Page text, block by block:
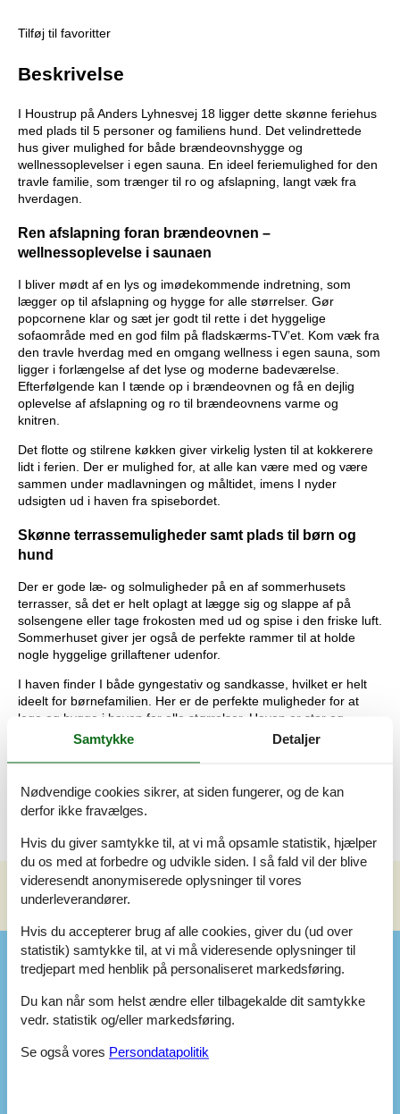
Tilføj til favoritter
Beskrivelse
I Houstrup på Anders Lyhnesvej 18 ligger dette skønne feriehus
med plads til 5 personer og familiens hund. Det velindrettede
hus giver mulighed for både brændeovnshygge og
wellnessoplevelser i egen sauna. En ideel feriemulighed for den
travle familie, som trænger til ro og afslapning, langt væk fra
hverdagen.
Ren afslapning foran brændeovnen –
wellnessoplevelse i saunaen
I bliver mødt af en lys og imødekommende indretning, som
lægger op til afslapning og hygge for alle størrelser. Gør
popcornene klar og sæt jer godt til rette i det hyggelige
sofaområde med en god film på fladskærms-TV’et. Kom væk fra
den travle hverdag med en omgang wellness i egen sauna, som
ligger i forlængelse af det lyse og moderne badeværelse.
Efterfølgende kan I tænde op i brændeovnen og få en dejlig
oplevelse af afslapning og ro til brændeovnens varme og
knitren.
Det flotte og stilrene køkken giver virkelig lysten til at kokkerere
lidt i ferien. Der er mulighed for, at alle kan være med og være
sammen under madlavningen og måltidet, imens I nyder
udsigten ud i haven fra spisebordet.
Skønne terrassemuligheder samt plads til børn og
hund
Der er gode læ- og solmuligheder på en af sommerhusets
terrasser, så det er helt oplagt at lægge sig og slappe af på
solsengene eller tage frokosten med ud og spise i den friske luft.
Sommerhuset giver jer også de perfekte rammer til at holde
nogle hyggelige grillaftener udenfor.
I haven finder I både gyngestativ og sandkasse, hvilket er helt
ideelt for børnefamilien. Her er de perfekte muligheder for at
lege og hygge i haven for alle størrelser. Haven er stor og
rummelig, så her er også masser af plads til, at familiens hund
at udforske området.
Se nabo emner
Faciliteter
Opholdsrum
DVD-afspiller
Samtykke Detaljer
Nødvendige cookies sikrer, at siden fungerer, og de kan
derfor ikke fravælges.
Hvis du giver samtykke til, at vi må opsamle statistik, hjælper
du os med at forbedre og udvikle siden. I så fald vil der blive
videresendt anonymiserede oplysninger til vores
underleverandører.
Hvis du accepterer brug af alle cookies, giver du (ud over
statistik) samtykke til, at vi må videresende oplysninger til
tredjepart med henblik på personaliseret markedsføring.
Du kan når som helst ændre eller tilbagekalde dit samtykke
vedr. statistik og/eller markedsføring.
Se også vores Persondatapolitik